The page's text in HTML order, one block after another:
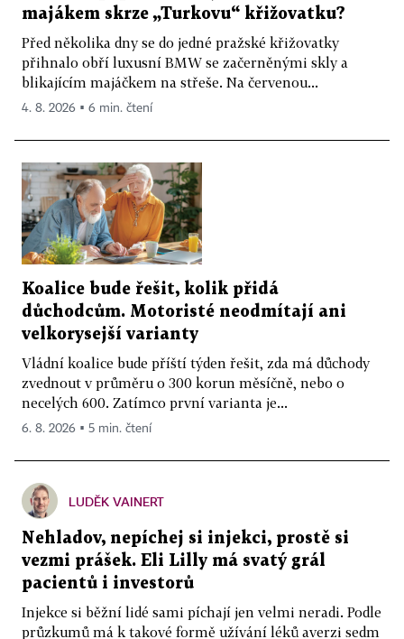
majákem skrze „Turkovu“ křižovatku?
Před několika dny se do jedné pražské křižovatky
přihnalo obří luxusní BMW se začerněnými skly a
blikajícím majáčkem na střeše. Na červenou...
4. 8. 2026 ▪ 6 min. čtení
Koalice bude řešit, kolik přidá
důchodcům. Motoristé neodmítají ani
velkorysejší varianty
Vládní koalice bude příští týden řešit, zda má důchody
zvednout v průměru o 300 korun měsíčně, nebo o
necelých 600. Zatímco první varianta je...
6. 8. 2026 ▪ 5 min. čtení
LUDĚK VAINERT
Nehladov, nepíchej si injekci, prostě si
vezmi prášek. Eli Lilly má svatý grál
pacientů i investorů
Injekce si běžní lidé sami píchají jen velmi neradi. Podle
průzkumů má k takové formě užívání léků averzi sedm